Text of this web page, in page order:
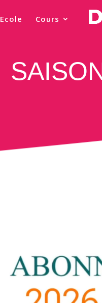
Ecole Cours